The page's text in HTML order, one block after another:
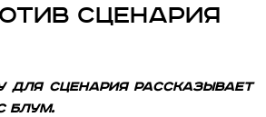
сценария
для сценария рассказывает
Блум.